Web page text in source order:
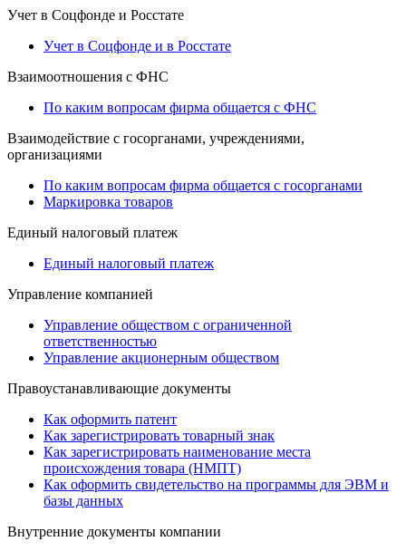
Учет в Соцфонде и Росстате
Учет в Соцфонде и в Росстате
Взаимоотношения с ФНС
По каким вопросам фирма общается с ФНС
Взаимодействие с госорганами, учреждениями,
организациями
По каким вопросам фирма общается с госорганами
Маркировка товаров
Единый налоговый платеж
Единый налоговый платеж
Управление компанией
Управление обществом с ограниченной
ответственностью
Управление акционерным обществом
Правоустанавливающие документы
Как оформить патент
Как зарегистрировать товарный знак
Как зарегистрировать наименование места
происхождения товара (НМПТ)
Как оформить свидетельство на программы для ЭВМ и
базы данных
Внутренние документы компании